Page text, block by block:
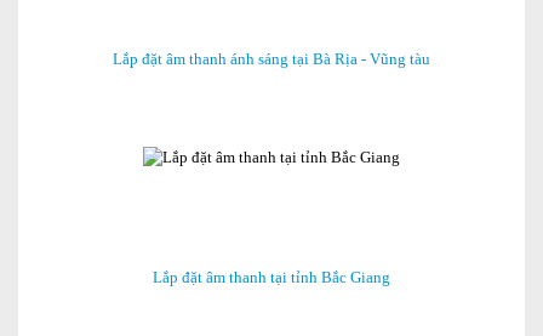
Lắp đặt âm thanh ánh sáng tại Bà Rịa - Vũng tàu
Lắp đặt âm thanh tại tỉnh Bắc Giang